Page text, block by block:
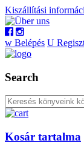
Kiszállítási
w Belépés U
Search
Kosár tartalma